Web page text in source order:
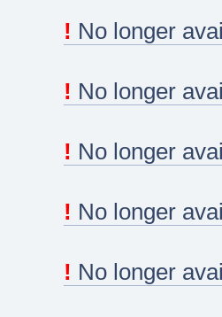
! No longer
! No longer
! No longer
! No longer
! No longer